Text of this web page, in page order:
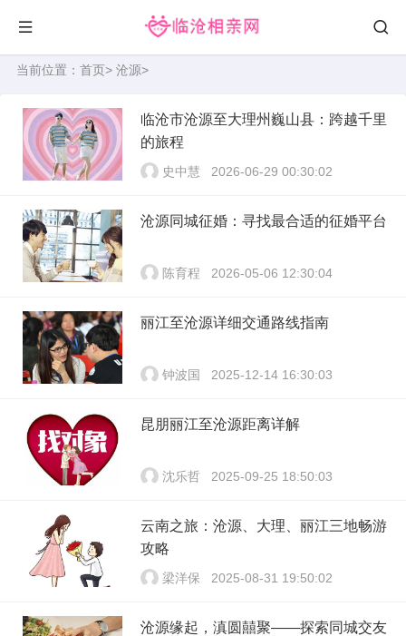
当前位置： 首页> 沧源>
临沧市沧源至大理州巍山县：跨越千里
的旅程
史中慧 2026-06-29 00:30:02
沧源同城征婚：寻找最合适的征婚平台
陈育程 2026-05-06 12:30:04
丽江至沧源详细交通路线指南
钟波国 2025-12-14 16:30:03
昆朋丽江至沧源距离详解
沈乐哲 2025-09-25 18:50:03
云南之旅：沧源、大理、丽江三地畅游
攻略
梁洋保 2025-08-31 19:50:02
沧源缘起，滇圆囍聚——探索同城交友